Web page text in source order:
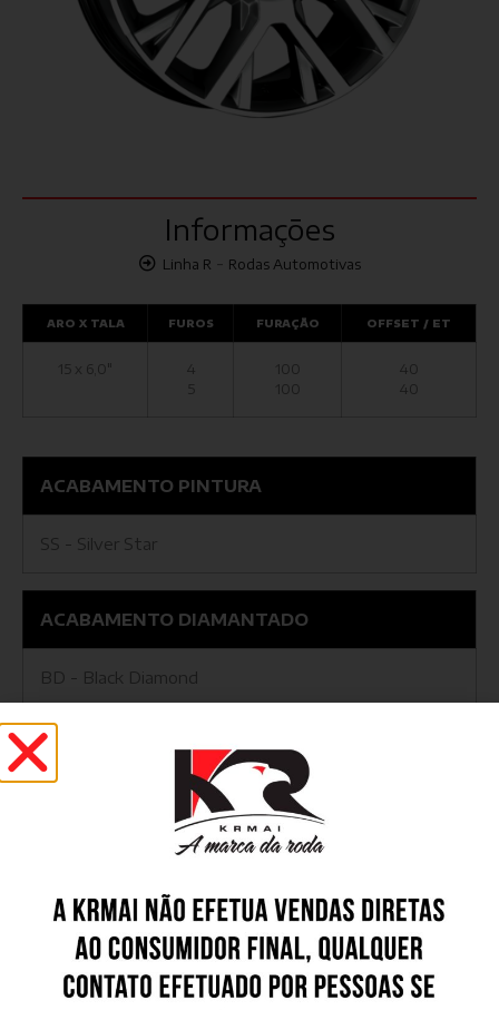
Informações
Linha R - Rodas Automotivas
ARO X TALA FUROS FURAÇÃO OFFSET / ET
15 x 6,0"
4
5
100
100
40
40
ACABAMENTO PINTURA
SS - Silver Star
ACABAMENTO DIAMANTADO
BD - Black Diamond
BG - Black Gloss
GD - Graphite Diamond
Outros Modelos